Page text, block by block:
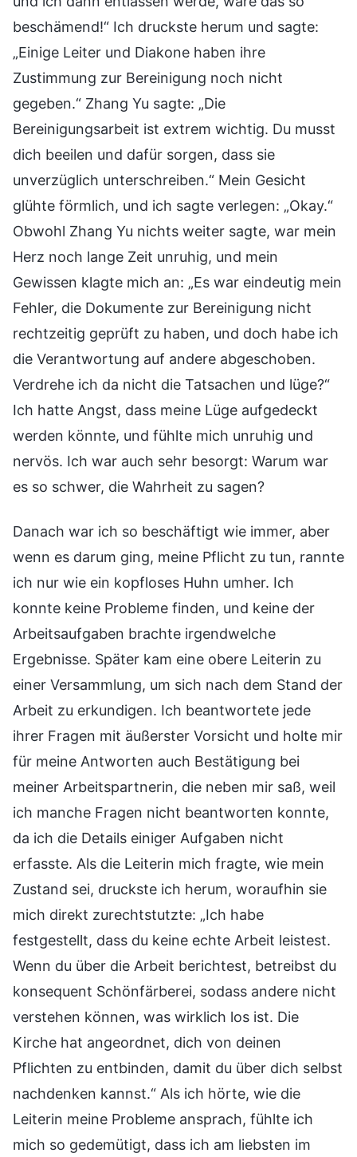
beschämend!“ Ich druckste herum und sagte:
„Einige Leiter und Diakone haben ihre
Zustimmung zur Bereinigung noch nicht
gegeben.“ Zhang Yu sagte: „Die
Bereinigungsarbeit ist extrem wichtig. Du musst
dich beeilen und dafür sorgen, dass sie
unverzüglich unterschreiben.“ Mein Gesicht
glühte förmlich, und ich sagte verlegen: „Okay.“
Obwohl Zhang Yu nichts weiter sagte, war mein
Herz noch lange Zeit unruhig, und mein
Gewissen klagte mich an: „Es war eindeutig mein
Fehler, die Dokumente zur Bereinigung nicht
rechtzeitig geprüft zu haben, und doch habe ich
die Verantwortung auf andere abgeschoben.
Verdrehe ich da nicht die Tatsachen und lüge?“
Ich hatte Angst, dass meine Lüge aufgedeckt
werden könnte, und fühlte mich unruhig und
nervös. Ich war auch sehr besorgt: Warum war
es so schwer, die Wahrheit zu sagen?
Danach war ich so beschäftigt wie immer, aber
wenn es darum ging, meine Pflicht zu tun, rannte
ich nur wie ein kopfloses Huhn umher. Ich
konnte keine Probleme finden, und keine der
Arbeitsaufgaben brachte irgendwelche
Ergebnisse. Später kam eine obere Leiterin zu
einer Versammlung, um sich nach dem Stand der
Arbeit zu erkundigen. Ich beantwortete jede
ihrer Fragen mit äußerster Vorsicht und holte mir
für meine Antworten auch Bestätigung bei
meiner Arbeitspartnerin, die neben mir saß, weil
ich manche Fragen nicht beantworten konnte,
da ich die Details einiger Aufgaben nicht
erfasste. Als die Leiterin mich fragte, wie mein
Zustand sei, druckste ich herum, woraufhin sie
mich direkt zurechtstutzte: „Ich habe
festgestellt, dass du keine echte Arbeit leistest.
Wenn du über die Arbeit berichtest, betreibst du
konsequent Schönfärberei, sodass andere nicht
verstehen können, was wirklich los ist. Die
Kirche hat angeordnet, dich von deinen
Pflichten zu entbinden, damit du über dich selbst
nachdenken kannst.“ Als ich hörte, wie die
Leiterin meine Probleme ansprach, fühlte ich
mich so gedemütigt, dass ich am liebsten im